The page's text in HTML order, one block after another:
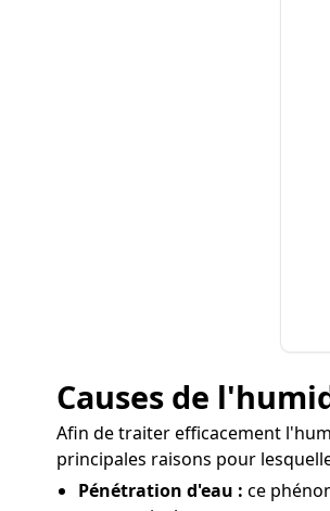
Causes de
Afin de traiter efficacement
principales raisons pour
Pénétration d'eau : ce